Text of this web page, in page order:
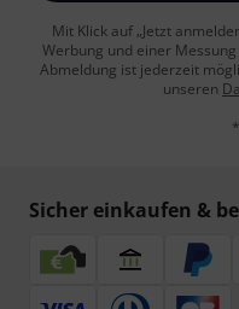
Mit Klick auf „Jetzt
Werbung und einer
Abmeldung ist jederzeit
unseren
Sicher einkaufen &